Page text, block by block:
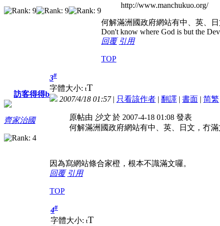
http://www.manchukuo.org/
何解滿洲國政府網站有中、英、
Don't know where God is but the
回覆 引用
TOP
訪客得得b
齊家治國
3#
字體大小: tT
2007/4/18 01:57| 只看該作者 | 翻譯 | 書面 | 简繁
原帖由 沙文於 2007-4-18 01:08 發表
何解滿洲國政府網站有中、英、日文，冇
因為寫網站條合家橙，根本不識滿文囉。
回覆 引用
TOP
4#
字體大小: tT